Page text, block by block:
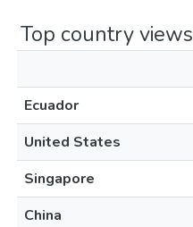
Top country views
Ecuador
United States
Singapore
China